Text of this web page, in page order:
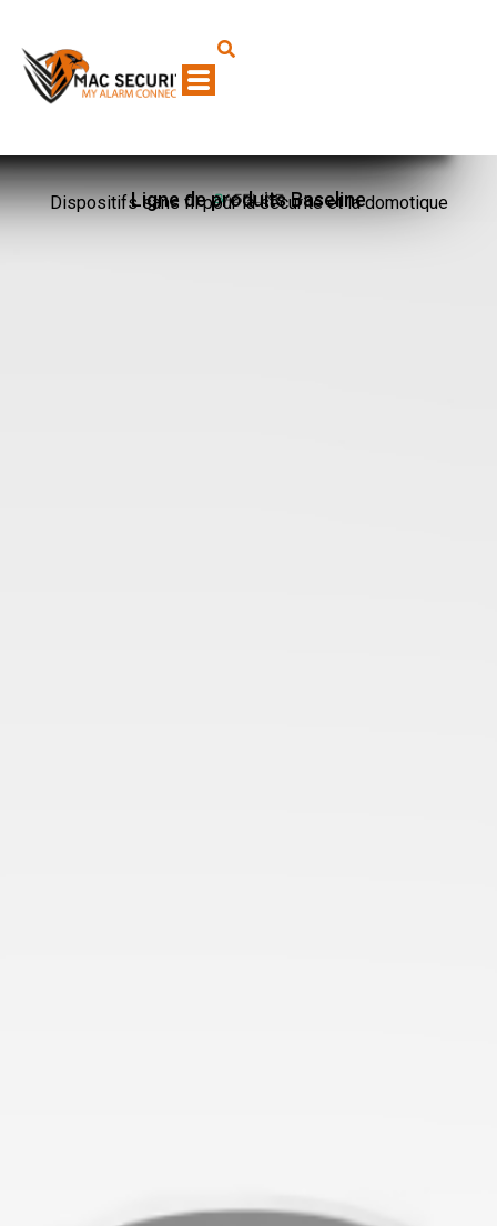
Ligne de produits Baseline
Dispositifs sans fil pour la sécurité et la domotique